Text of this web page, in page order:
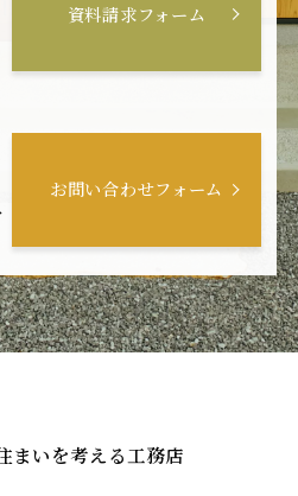
資料請求フォーム
お問い合わせフォーム
まいを考える工務店